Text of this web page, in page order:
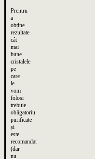
Prentru
a
obține
rezultate
cât
mai
bune
cristalele
pe
care
le
vom
folosi
trebuie
obligatoriu
purificate
și
este
recomandat
(dar
nu